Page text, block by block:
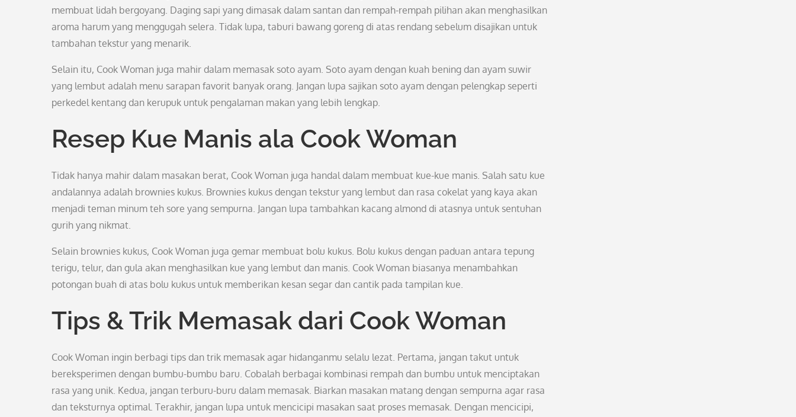
membuat lidah bergoyang. Daging sapi yang dimasak dalam santan dan rempah-rempah pilihan akan menghasilkan
aroma harum yang menggugah selera. Tidak lupa, taburi bawang goreng di atas rendang sebelum disajikan untuk
tambahan tekstur yang menarik.
Selain itu, Cook Woman juga mahir dalam memasak soto ayam. Soto ayam dengan kuah bening dan ayam suwir
yang lembut adalah menu sarapan favorit banyak orang. Jangan lupa sajikan soto ayam dengan pelengkap seperti
perkedel kentang dan kerupuk untuk pengalaman makan yang lebih lengkap.
Resep Kue Manis ala Cook Woman
Tidak hanya mahir dalam masakan berat, Cook Woman juga handal dalam membuat kue-kue manis. Salah satu kue
andalannya adalah brownies kukus. Brownies kukus dengan tekstur yang lembut dan rasa cokelat yang kaya akan
menjadi teman minum teh sore yang sempurna. Jangan lupa tambahkan kacang almond di atasnya untuk sentuhan
gurih yang nikmat.
Selain brownies kukus, Cook Woman juga gemar membuat bolu kukus. Bolu kukus dengan paduan antara tepung
terigu, telur, dan gula akan menghasilkan kue yang lembut dan manis. Cook Woman biasanya menambahkan
potongan buah di atas bolu kukus untuk memberikan kesan segar dan cantik pada tampilan kue.
Tips & Trik Memasak dari Cook Woman
Cook Woman ingin berbagi tips dan trik memasak agar hidanganmu selalu lezat. Pertama, jangan takut untuk
bereksperimen dengan bumbu-bumbu baru. Cobalah berbagai kombinasi rempah dan bumbu untuk menciptakan
rasa yang unik. Kedua, jangan terburu-buru dalam memasak. Biarkan masakan matang dengan sempurna agar rasa
dan teksturnya optimal. Terakhir, jangan lupa untuk mencicipi masakan saat proses memasak. Dengan mencicipi,